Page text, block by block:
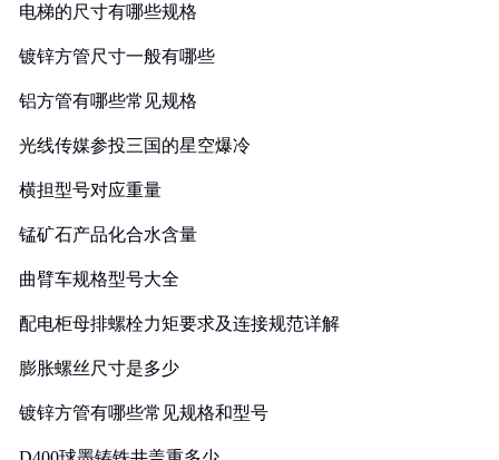
电梯的尺寸有哪些规格
镀锌方管尺寸一般有哪些
铝方管有哪些常见规格
光线传媒参投三国的星空爆冷
横担型号对应重量
锰矿石产品化合水含量
曲臂车规格型号大全
配电柜母排螺栓力矩要求及连接规范详解
膨胀螺丝尺寸是多少
镀锌方管有哪些常见规格和型号